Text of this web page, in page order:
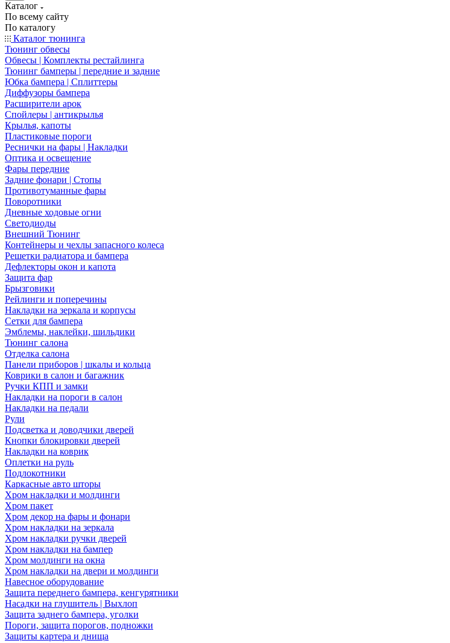
Каталог
По всему сайту
По каталогу
Каталог тюнинга
Тюнинг обвесы
Обвесы | Комплекты рестайлинга
Тюнинг бамперы | передние и задние
Юбка бампера | Сплиттеры
Диффузоры бампера
Расширители арок
Спойлеры | антикрылья
Крылья, капоты
Пластиковые пороги
Реснички на фары | Накладки
Оптика и освещение
Фары передние
Задние фонари | Стопы
Противотуманные фары
Поворотники
Дневные ходовые огни
Светодиоды
Внешний Тюнинг
Контейнеры и чехлы запасного колеса
Решетки радиатора и бампера
Дефлекторы окон и капота
Защита фар
Брызговики
Рейлинги и поперечины
Накладки на зеркала и корпусы
Сетки для бампера
Эмблемы, наклейки, шильдики
Тюнинг салона
Отделка салона
Панели приборов | шкалы и кольца
Коврики в салон и багажник
Ручки КПП и замки
Накладки на пороги в салон
Накладки на педали
Рули
Подсветка и доводчики дверей
Кнопки блокировки дверей
Накладки на коврик
Оплетки на руль
Подлокотники
Каркасные авто шторы
Хром накладки и молдинги
Хром пакет
Хром декор на фары и фонари
Хром накладки на зеркала
Хром накладки ручки дверей
Хром накладки на бампер
Хром молдинги на окна
Хром накладки на двери и молдинги
Навесное оборудование
Защита переднего бампера, кенгурятники
Насадки на глушитель | Выхлоп
Защита заднего бампера, уголки
Пороги, защита порогов, подножки
Защиты картера и днища